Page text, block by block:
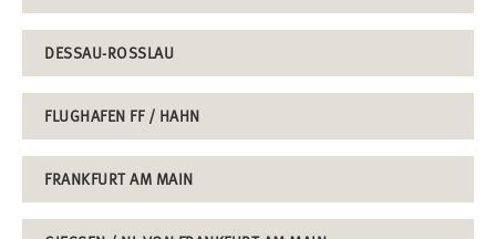
DESSAU-ROSSLAU
FLUGHAFEN FF / HAHN
FRANKFURT AM MAIN